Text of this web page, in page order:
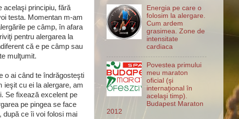
acelaşi principiu, fără
testa. Momentan m-am
pe câmp, în afara
pentru alergarea la
că e pe câmp sau
mulţumit.
o ai când te îndrăgosteşti
ieşit cu ei la alergare, am
Se fixează excelent pe
pe pingea se face
după ce îi voi folosi mai
Energia pe care o
folosim la alergare.
Cum ardem
grasimea. Zone de
intensitate
cardiaca
Povestea primului
meu maraton
oficial (şi
internaţional în
acelaşi timp).
Budapest Maraton
2012